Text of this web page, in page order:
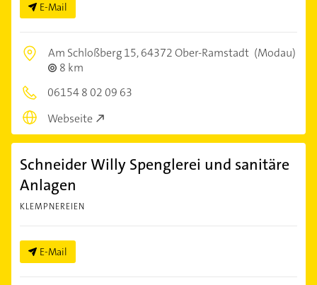
E-Mail
Am Schloßberg 15,64372 Ober-Ramstadt (Modau)
8 km
06154 8 02 09 63
Webseite
Schneider Willy Spenglerei und sanitäre
Anlagen
KLEMPNEREIEN
E-Mail